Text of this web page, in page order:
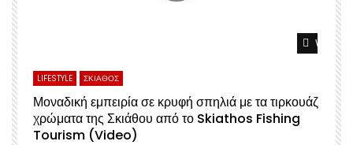
Watch
LIFESTYLE ΣΚΙΑΘΟΣ
Μοναδική εμπειρία σε κρυφή σπηλιά με τα τιρκουάζ
χρώματα της Σκιάθου από το Skiathos Fishing
Tourism (Video)